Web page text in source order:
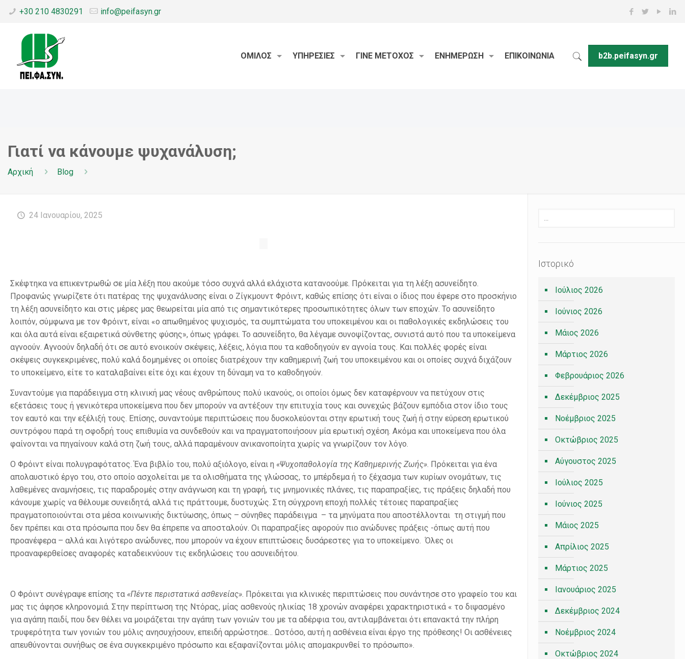
+30 210 4830291 info@peifasyn.gr
ΟΜΙΛΟΣ ΥΠΗΡΕΣΙΕΣ ΓΙΝΕ ΜΕΤΟΧΟΣ ΕΝΗΜΕΡΩΣΗ ΕΠΙΚΟΙΝΩΝΙΑ b2b.peifasyn.gr
Γιατί να κάνουμε ψυχανάλυση;
Αρχική Blog
24 Ιανουαρίου, 2025
Σκέφτηκα να επικεντρωθώ σε μία λέξη που ακούμε τόσο συχνά αλλά ελάχιστα κατανοούμε. Πρόκειται για τη λέξη ασυνείδητο.
Προφανώς γνωρίζετε ότι πατέρας της ψυχανάλυσης είναι ο Ζίγκμουντ Φρόιντ, καθώς επίσης ότι είναι ο ίδιος που έφερε στο προσκήνιο
τη λέξη ασυνείδητο και στις μέρες μας θεωρείται μία από τις σημαντικότερες προσωπικότητες όλων των εποχών. Το ασυνείδητο
λοιπόν, σύμφωνα με τον Φρόιντ, είναι «ο απωθημένος ψυχισμός, τα συμπτώματα του υποκειμένου και οι παθολογικές εκδηλώσεις του
και όλα αυτά είναι εξαιρετικά σύνθετης φύσης», όπως γράφει. Το ασυνείδητο, θα λέγαμε συνοψίζοντας, συνιστά αυτό που τα υποκείμενα
αγνοούν. Αγνοούν δηλαδή ότι σε αυτό ενοικούν σκέψεις, λέξεις, λόγια που τα καθοδηγούν εν αγνοία τους. Και πολλές φορές είναι
σκέψεις συγκεκριμένες, πολύ καλά δομημένες οι οποίες διατρέχουν την καθημερινή ζωή του υποκειμένου και οι οποίες συχνά διχάζουν
το υποκείμενο, είτε το καταλαβαίνει είτε όχι και έχουν τη δύναμη να το καθοδηγούν.
Συναντούμε για παράδειγμα στη κλινική μας νέους ανθρώπους πολύ ικανούς, οι οποίοι όμως δεν καταφέρνουν να πετύχουν στις
εξετάσεις τους ή γενικότερα υποκείμενα που δεν μπορούν να αντέξουν την επιτυχία τους και συνεχώς βάζουν εμπόδια στον ίδιο τους
τον εαυτό και την εξέλιξή τους. Επίσης, συναντούμε περιπτώσεις που δυσκολεύονται στην ερωτική τους ζωή ή στην εύρεση ερωτικού
συντρόφου παρά τη σφοδρή τους επιθυμία να συνδεθούν και να πραγματοποιήσουν μία ερωτική σχέση. Ακόμα και υποκείμενα που όλα
φαίνονται να πηγαίνουν καλά στη ζωή τους, αλλά παραμένουν ανικανοποίητα χωρίς να γνωρίζουν τον λόγο.
Ο Φρόιντ είναι πολυγραφότατος. Ένα βιβλίο του, πολύ αξιόλογο, είναι η «Ψυχοπαθολογία της Καθημερινής Ζωής». Πρόκειται για ένα
απολαυστικό έργο του, στο οποίο ασχολείται με τα ολισθήματα της γλώσσας, το μπέρδεμα ή το ξέχασμα των κυρίων ονομάτων, τις
λαθεμένες αναμνήσεις, τις παραδρομές στην ανάγνωση και τη γραφή, τις μνημονικές πλάνες, τις παραπραξίες, τις πράξεις δηλαδή που
κάνουμε χωρίς να θέλουμε συνειδητά, αλλά τις πράττουμε, δυστυχώς. Στη σύγχρονη εποχή πολλές τέτοιες παραπραξίες
πραγματοποιούνται στα μέσα κοινωνικής δικτύωσης, όπως – σύνηθες παράδειγμα – τα μηνύματα που αποστέλλονται τη στιγμή που
δεν πρέπει και στα πρόσωπα που δεν θα έπρεπε να αποσταλούν. Οι παραπραξίες αφορούν πιο ανώδυνες πράξεις -όπως αυτή που
προανέφερα – αλλά και λιγότερο ανώδυνες, που μπορούν να έχουν επιπτώσεις δυσάρεστες για το υποκείμενο. Όλες οι
προαναφερθείσες αναφορές καταδεικνύουν τις εκδηλώσεις του ασυνειδήτου.
Ο Φρόιντ συνέγραψε επίσης τα «Πέντε περιστατικά ασθενείας». Πρόκειται για κλινικές περιπτώσεις που συνάντησε στο γραφείο του και
μας τις άφησε κληρονομιά. Στην περίπτωση της Ντόρας, μίας ασθενούς ηλικίας 18 χρονών αναφέρει χαρακτηριστικά « το διψασμένο
για αγάπη παιδί, που δεν θέλει να μοιράζεται την αγάπη των γονιών του με τα αδέρφια του, αντιλαμβάνεται ότι επανακτά την πλήρη
τρυφερότητα των γονιών του μόλις ανησυχήσουν, επειδή αρρώστησε… Ωστόσο, αυτή η ασθένεια είναι έργο της πρόθεσης! Οι ασθένειες
απευθύνονται συνήθως σε ένα συγκεκριμένο πρόσωπο και εξαφανίζονται μόλις απομακρυνθεί το πρόσωπο».
Ιστορικό
Ιούλιος 2026
Ιούνιος 2026
Μάιος 2026
Μάρτιος 2026
Φεβρουάριος 2026
Δεκέμβριος 2025
Νοέμβριος 2025
Οκτώβριος 2025
Αύγουστος 2025
Ιούλιος 2025
Ιούνιος 2025
Μάιος 2025
Απρίλιος 2025
Μάρτιος 2025
Ιανουάριος 2025
Δεκέμβριος 2024
Νοέμβριος 2024
Οκτώβριος 2024